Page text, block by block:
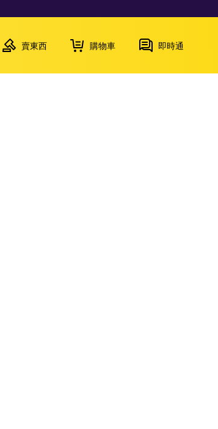
賣東西 購物車 即時通